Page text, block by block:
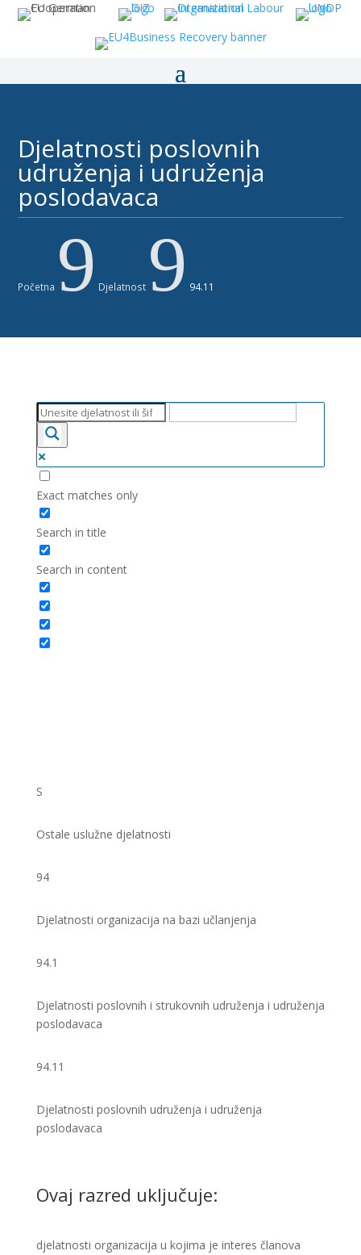
Djelatnosti poslovnih
udruženja i udruženja
poslodavaca ​​
Početna 9 Djelatnost 9 94.11
Exact matches only
Search in title
Search in content
S
Ostale uslužne djelatnosti
94
Djelatnosti organizacija na bazi učlanjenja
94.1
Djelatnosti poslovnih i strukovnih udruženja i udruženja
poslodavaca
94.11
Djelatnosti poslovnih udruženja i udruženja
poslodavaca ​​
Ovaj razred uključuje:
djelatnosti organizacija u kojima je interes članova